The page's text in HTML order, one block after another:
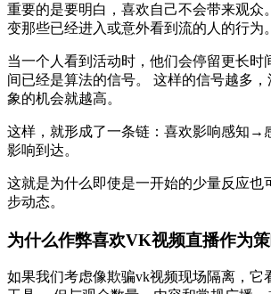
重要的是要明白，喜欢自己不会带来观众
变那些已经进入或意外看到流的人的行为。
当一个人看到活动时，他们会停留更长时
间已经是算法的信号。 这样的信号越多
象的机会就越高。
这样，就形成了一条链：喜欢影响感知→
影响到达。
这就是为什么即使是一开始的少量反应也
步动态。
为什么作弊喜欢VK视频直播作为
如果我们考虑像欺骗vk视频现场隔离，它